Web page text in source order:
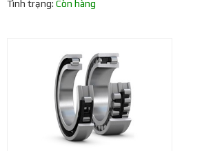
Tình trạng: Còn hàng